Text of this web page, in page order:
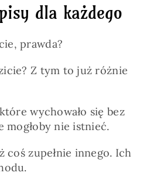
Posiłki
SKLEP
dla każdego
prawda?
Z tym to już różnie
wychowało się bez
mogłoby nie istnieć.
zupełnie innego. Ich